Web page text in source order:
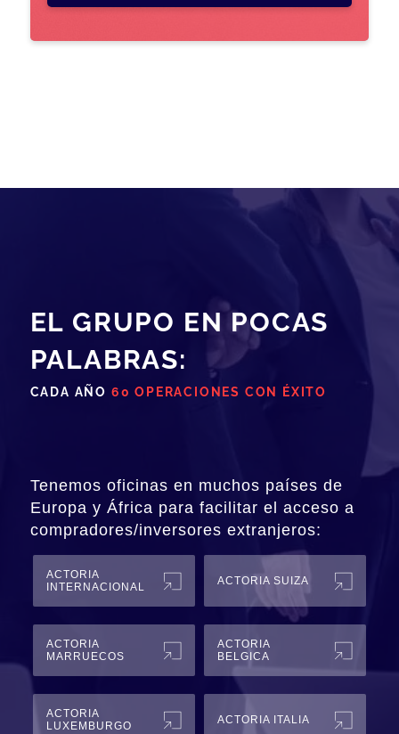
EL GRUPO EN POCAS
PALABRAS:
CADA AÑO 60 OPERACIONES CON ÉXITO
Tenemos oficinas en muchos países de
Europa y África para facilitar el acceso a
compradores/inversores extranjeros:
ACTORIA
INTERNACIONAL
ACTORIA SUIZA
ACTORIA
MARRUECOS
ACTORIA
BELGICA
ACTORIA
LUXEMBURGO
ACTORIA ITALIA